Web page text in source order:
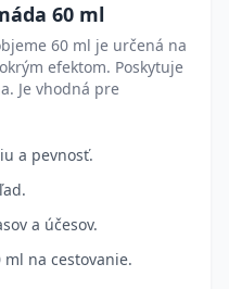
60 ml
60 ml je určená na
efektom. Poskytuje
Je vhodná pre
a pevnosť.
a účesov.
na cestovanie.